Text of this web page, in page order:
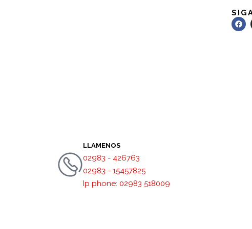
LLAMENOS
02983 - 426763
02983 - 15457825
Ip phone: 02983 518009